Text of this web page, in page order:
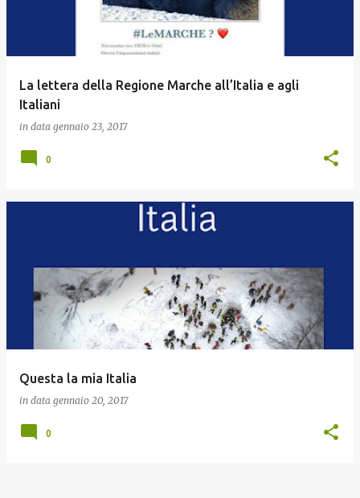
La lettera della Regione Marche all’Italia e agli
Italiani
in data gennaio 23, 2017
0
Questa la mia Italia
in data gennaio 20, 2017
0